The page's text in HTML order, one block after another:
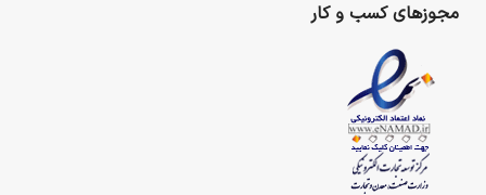
مجوزهای کسب و کار